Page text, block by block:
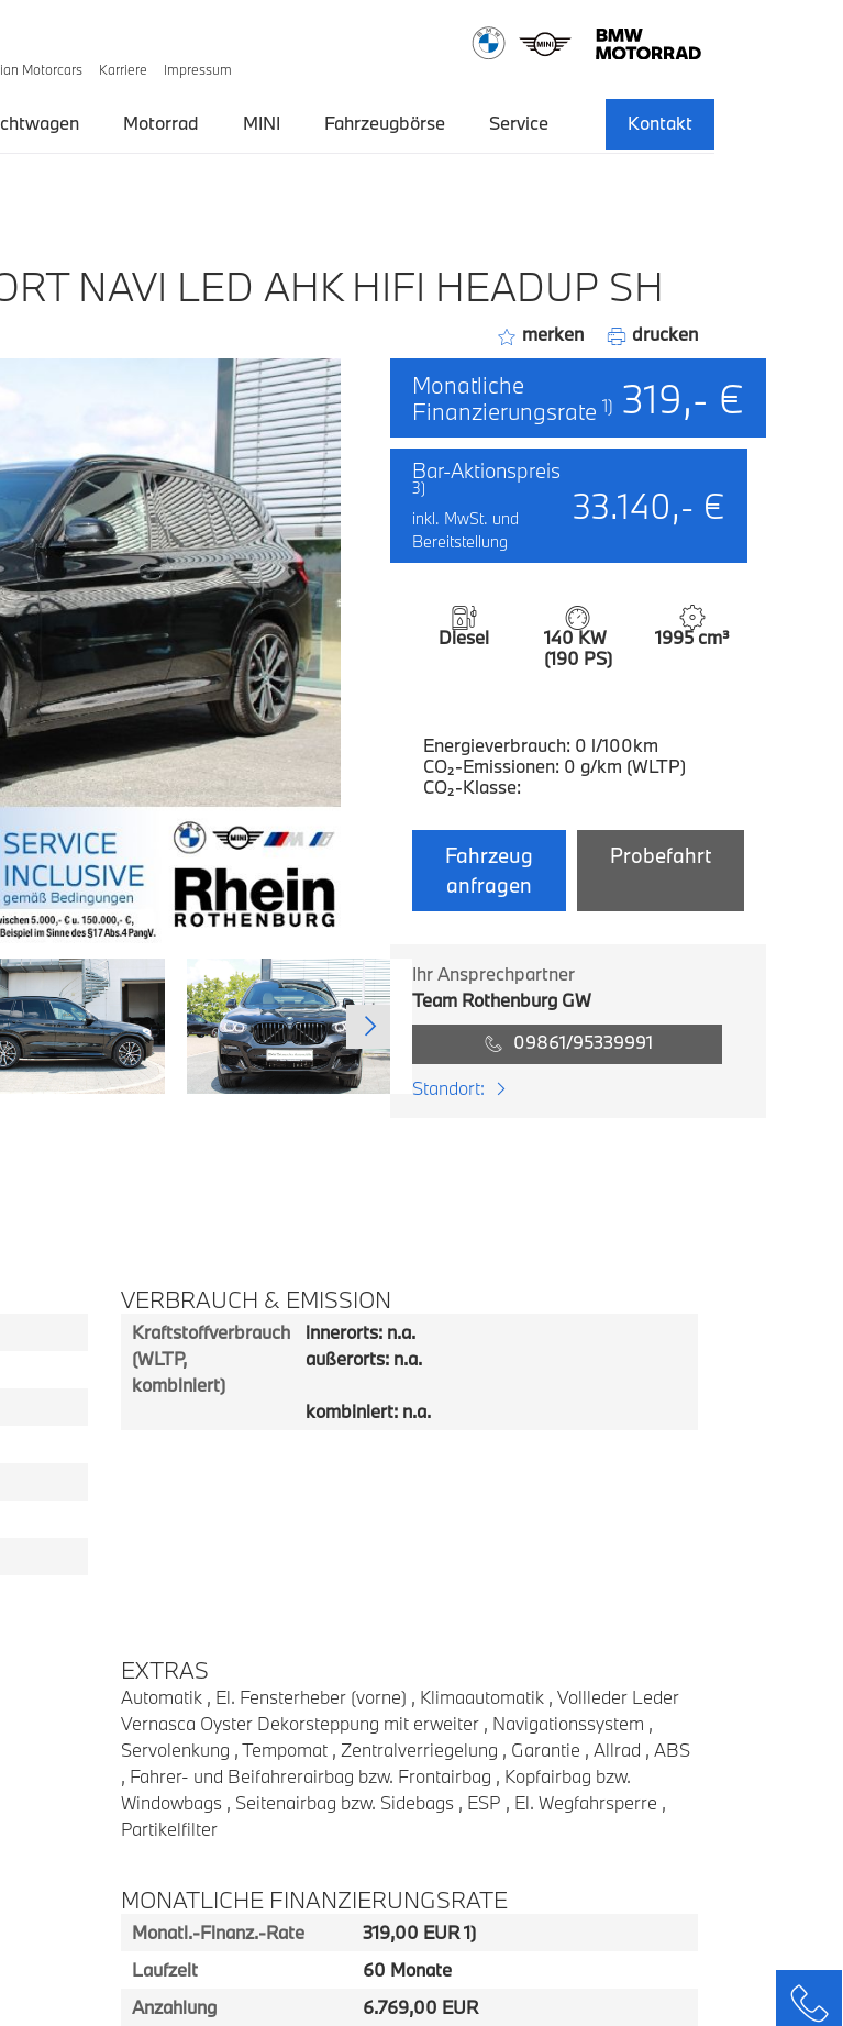
Motorcars Karriere Impressum
Motorrad MINI Fahrzeugbörse Service Kontakt
NAVI LED AHK HIFI HEADUP SH
merken drucken
Monatliche
Finanzierungsrate 1) 319,- €
Bar-Aktionspreis
3)
inkl. MwSt. und
Bereitstellung
33.140,- €
Diesel
140 KW
(190 PS)
1995 cm³
Energieverbrauch: 0 l/100km
CO₂-Emissionen: 0 g/km (WLTP)
CO₂-Klasse:
Fahrzeug
anfragen
Probefahrt
Ihr Ansprechpartner
Team Rothenburg GW
09861/95339991
Standort:
VERBRAUCH & EMISSION
Kraftstoffverbrauch
(WLTP,
kombiniert)
innerorts: n.a.
außerorts: n.a.
kombiniert: n.a.
EXTRAS
Automatik , El. Fensterheber (vorne) , Klimaautomatik , Vollleder Leder
Vernasca Oyster Dekorsteppung mit erweiter , Navigationssystem ,
Servolenkung , Tempomat , Zentralverriegelung , Garantie , Allrad , ABS
, Fahrer- und Beifahrerairbag bzw. Frontairbag , Kopfairbag bzw.
Windowbags , Seitenairbag bzw. Sidebags , ESP , El. Wegfahrsperre ,
Partikelfilter
MONATLICHE FINANZIERUNGSRATE
Monatl.-Finanz.-Rate
319,00 EUR 1)
Laufzeit
60 Monate
Anzahlung
6.769,00 EUR